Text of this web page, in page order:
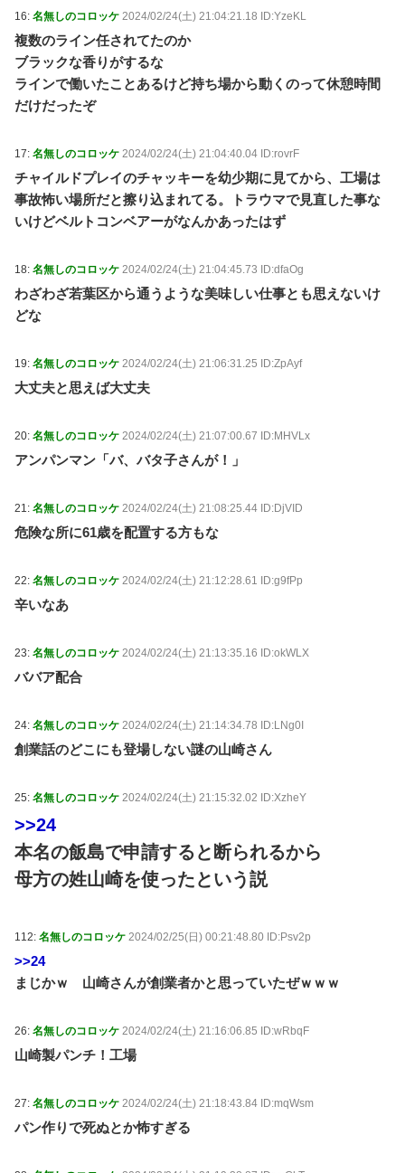
16: 名無しのコロッケ 2024/02/24(土) 21:04:21.18 ID:YzeKL
複数のライン任されてたのか
ブラックな香りがするな
ラインで働いたことあるけど持ち場から動くのって休憩時間
だけだったぞ
17: 名無しのコロッケ 2024/02/24(土) 21:04:40.04 ID:rovrF
チャイルドプレイのチャッキーを幼少期に見てから、工場は
事故怖い場所だと擦り込まれてる。トラウマで見直した事な
いけどベルトコンベアーがなんかあったはず
18: 名無しのコロッケ 2024/02/24(土) 21:04:45.73 ID:dfaOg
わざわざ若葉区から通うような美味しい仕事とも思えないけ
どな
19: 名無しのコロッケ 2024/02/24(土) 21:06:31.25 ID:ZpAyf
大丈夫と思えば大丈夫
20: 名無しのコロッケ 2024/02/24(土) 21:07:00.67 ID:MHVLx
アンパンマン「バ、バタ子さんが！」
21: 名無しのコロッケ 2024/02/24(土) 21:08:25.44 ID:DjVID
危険な所に61歳を配置する方もな
22: 名無しのコロッケ 2024/02/24(土) 21:12:28.61 ID:g9fPp
辛いなあ
23: 名無しのコロッケ 2024/02/24(土) 21:13:35.16 ID:okWLX
ババア配合
24: 名無しのコロッケ 2024/02/24(土) 21:14:34.78 ID:LNg0I
創業話のどこにも登場しない謎の山崎さん
25: 名無しのコロッケ 2024/02/24(土) 21:15:32.02 ID:XzheY
>>24
本名の飯島で申請すると断られるから
母方の姓山崎を使ったという説
112: 名無しのコロッケ 2024/02/25(日) 00:21:48.80 ID:Psv2p
>>24
まじかｗ 山崎さんが創業者かと思っていたぜｗｗｗ
26: 名無しのコロッケ 2024/02/24(土) 21:16:06.85 ID:wRbqF
山崎製パンチ！工場
27: 名無しのコロッケ 2024/02/24(土) 21:18:43.84 ID:mqWsm
パン作りで死ぬとか怖すぎる